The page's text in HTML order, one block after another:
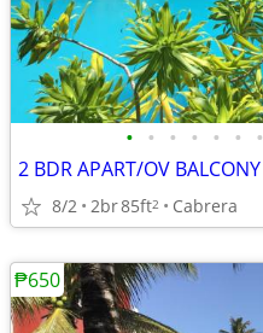
• • • • • • •
2 BDR APART/OV BALCONY
8/2 2br85ft2 Cabrera
₱650